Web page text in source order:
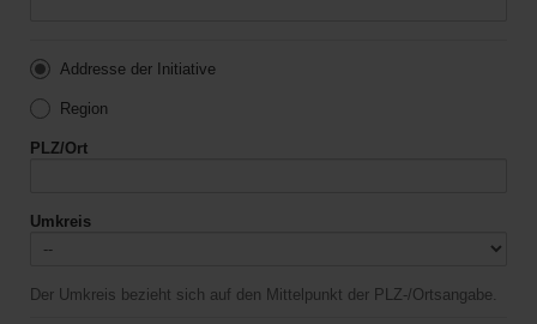
Addresse der Initiative
Region
PLZ/Ort
Umkreis
Der Umkreis bezieht sich auf den Mittelpunkt der PLZ-/Ortsangabe.